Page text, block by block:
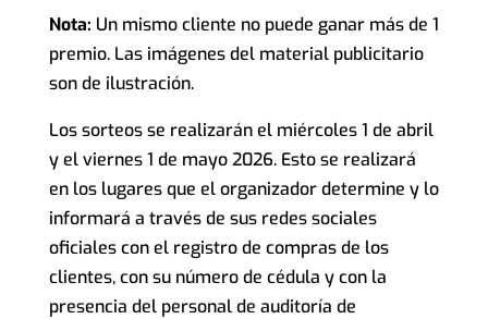
Nota: Un mismo cliente no puede ganar más de 1
premio. Las imágenes del material publicitario
son de ilustración.
Los sorteos se realizarán el miércoles 1 de abril
y el viernes 1 de mayo 2026. Esto se realizará
en los lugares que el organizador determine y lo
informará a través de sus redes sociales
oficiales con el registro de compras de los
clientes, con su número de cédula y con la
presencia del personal de auditoría de